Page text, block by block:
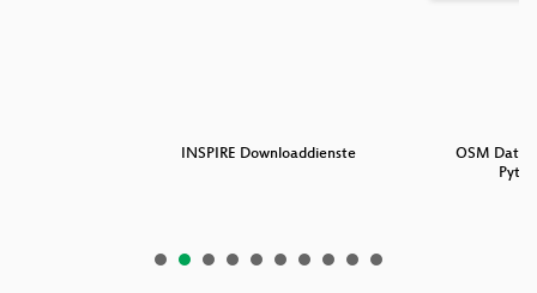
INSPIRE Downloaddienste
OSM